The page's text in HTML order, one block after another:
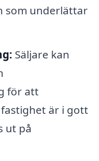
som underlättar
Säljare kan
för att
är i gott
ut på